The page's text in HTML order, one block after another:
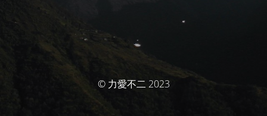
© 力愛不二 2023